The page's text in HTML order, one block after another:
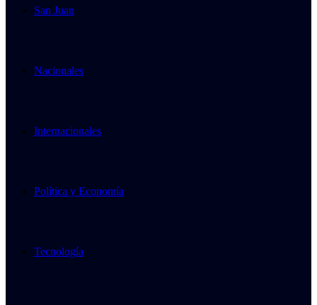
San Juan
Nacionales
Internacionales
Política y Economía
Tecnología